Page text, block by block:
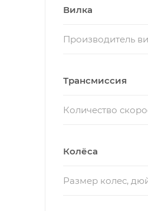
Вилка
Производитель
Трансмиссия
Количество
Колёса
Размер колес,